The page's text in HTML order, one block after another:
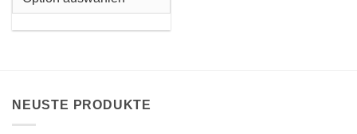
gewählt
werden
NEUSTE PRODUKTE